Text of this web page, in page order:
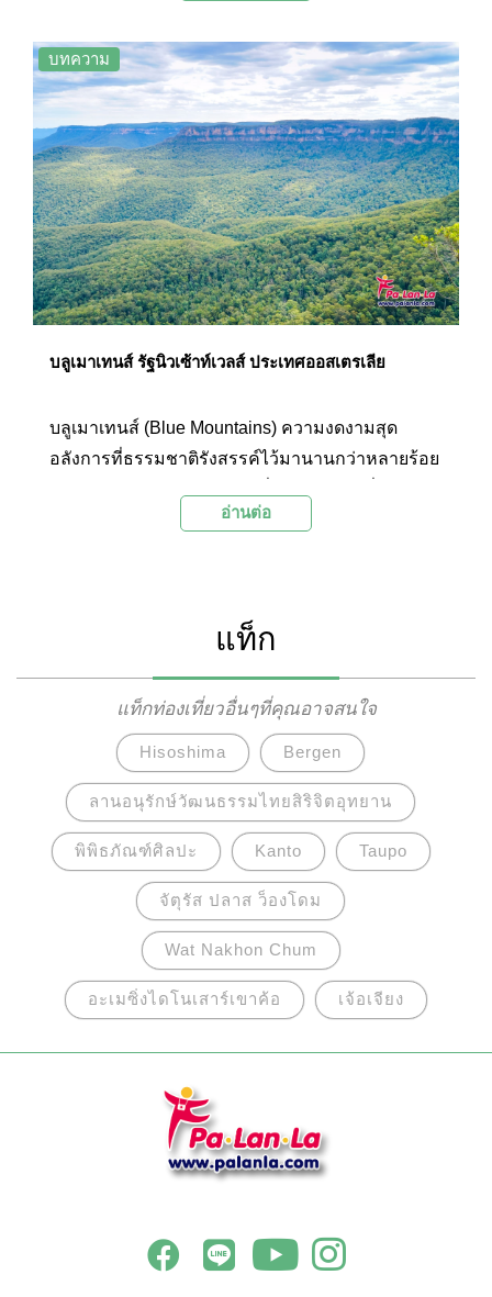
ไวน์ที่เก่าแก่ที่สุดของออสเตรเลีย
บทความ
บลูเมาเทนส์ รัฐนิวเซ้าท์เวลส์ ประเทศออสเตรเลีย
บลูเมาเทนส์ (Blue Mountains) ความงดงามสุด
อลังการที่ธรรมชาติรังสรรค์ไว้มานานกว่าหลายร้อย
ความและสูดออกซิเจนอย่างเต็มปอด ความยิ่งใหญ่
อ่านต่อ
แท็ก
แท็กท่องเที่ยวอื่นๆที่คุณอาจสนใจ
Hisoshima Bergen
ลานอนุรักษ์วัฒนธรรมไทยสิริจิตอุทยาน
พิพิธภัณฑ์ศิลปะ Kanto Taupo
จัตุรัส ปลาส ว็องโดม
Wat Nakhon Chum
อะเมซิ่งไดโนเสาร์เขาค้อ เจ้อเจียง